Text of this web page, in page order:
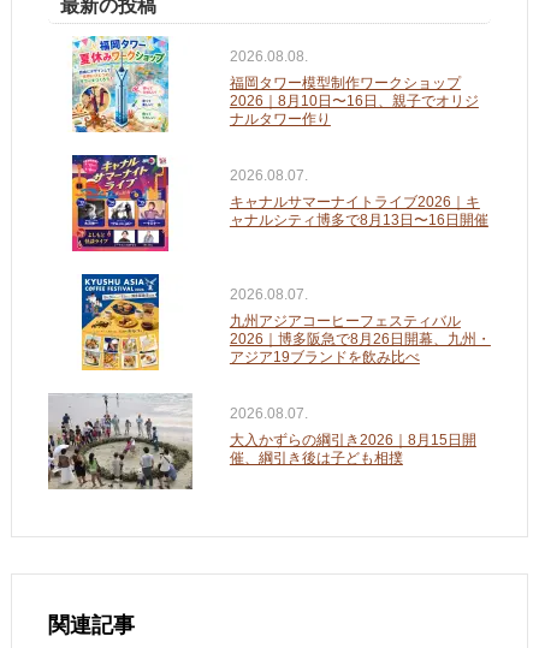
最新の投稿
2026.08.08.
福岡タワー模型制作ワークショップ
2026｜8月10日〜16日、親子でオリジ
ナルタワー作り
2026.08.07.
キャナルサマーナイトライブ2026｜キ
ャナルシティ博多で8月13日〜16日開催
2026.08.07.
九州アジアコーヒーフェスティバル
2026｜博多阪急で8月26日開幕、九州・
アジア19ブランドを飲み比べ
2026.08.07.
大入かずらの綱引き2026｜8月15日開
催、綱引き後は子ども相撲
関連記事